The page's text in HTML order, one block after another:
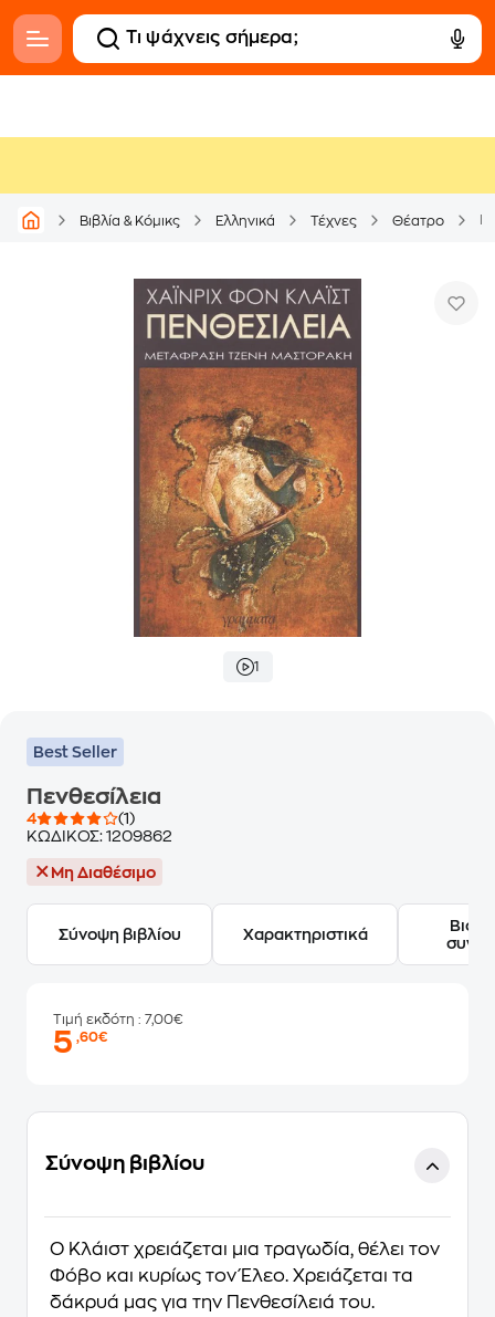
Βιβλία & Κόμικς Ελληνικά Τέχνες Θέατρο
1
Best Seller
Πενθεσίλεια
4
(1)
ΚΩΔΙΚΟΣ: 1209862
Μη Διαθέσιμο
Σύνοψη βιβλίου Χαρακτηριστικά
Τιμή εκδότη : 7,00€
5,60€
Σύνοψη βιβλίου
Ο Κλάιστ χρειάζεται μια τραγωδία, θέλει τον
Φόβο και κυρίως τον Έλεο. Χρειάζεται τα
δάκρυά μας για την Πενθεσίλειά του.